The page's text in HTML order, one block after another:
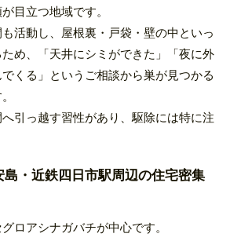
目立つ地域です。
活動し、屋根裏・戸袋・壁の中といっ
め、「天井にシミができた」「夜に外
くる」というご相談から巣が見つかる
引っ越す習性があり、駆除には特に注
・近鉄四日市駅周辺の住宅密集
ロアシナガバチが中心です。